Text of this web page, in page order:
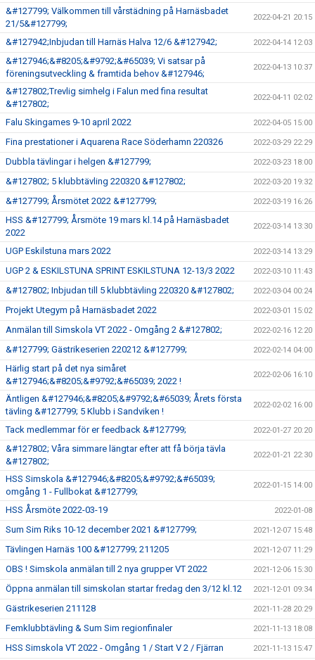
&#127799; Välkommen till vårstädning på Harnäsbadet
21/5&#127799;
2022-04-21 20:15
&#127942;Inbjudan till Harnäs Halva 12/6 &#127942; 2022-04-14 12:03
&#127946;&#8205;&#9792;&#65039; Vi satsar på
föreningsutveckling & framtida behov &#127946;
2022-04-13 10:37
&#127802;Trevlig simhelg i Falun med fina resultat
&#127802;
2022-04-11 02:02
Falu Skingames 9-10 april 2022 2022-04-05 15:00
Fina prestationer i Aquarena Race Söderhamn 220326 2022-03-29 22:29
Dubbla tävlingar i helgen &#127799; 2022-03-23 18:00
&#127802; 5 klubbtävling 220320 &#127802; 2022-03-20 19:32
&#127799; Årsmötet 2022 &#127799; 2022-03-19 16:26
HSS &#127799; Årsmöte 19 mars kl.14 på Harnäsbadet
2022
2022-03-14 13:30
UGP Eskilstuna mars 2022 2022-03-14 13:29
UGP 2 & ESKILSTUNA SPRINT ESKILSTUNA 12-13/3 2022 2022-03-10 11:43
&#127802; Inbjudan till 5 klubbtävling 220320 &#127802; 2022-03-04 00:24
Projekt Utegym på Harnäsbadet 2022 2022-03-01 15:02
Anmälan till Simskola VT 2022 - Omgång 2 &#127802; 2022-02-16 12:20
&#127799; Gästrikeserien 220212 &#127799; 2022-02-14 04:00
Härlig start på det nya simåret
&#127946;&#8205;&#9792;&#65039; 2022 !
2022-02-06 16:10
Äntligen &#127946;&#8205;&#9792;&#65039; Årets första
tävling &#127799; 5 Klubb i Sandviken !
2022-02-02 16:00
Tack medlemmar för er feedback &#127799; 2022-01-27 20:20
&#127802; Våra simmare längtar efter att få börja tävla
&#127802;
2022-01-21 22:30
HSS Simskola &#127946;&#8205;&#9792;&#65039;
omgång 1 - Fullbokat &#127799;
2022-01-15 14:00
HSS Årsmöte 2022-03-19 2022-01-08
Sum Sim Riks 10-12 december 2021 &#127799; 2021-12-07 15:48
Tävlingen Harnäs 100 &#127799; 211205 2021-12-07 11:29
OBS ! Simskola anmälan till 2 nya grupper VT 2022 2021-12-06 15:30
Öppna anmälan till simskolan startar fredag den 3/12 kl.12 2021-12-01 09:34
Gästrikeserien 211128 2021-11-28 20:29
Femklubbtävling & Sum Sim regionfinaler 2021-11-13 18:08
HSS Simskola VT 2022 - Omgång 1 / Start V 2 / Fjärran 2021-11-13 15:47